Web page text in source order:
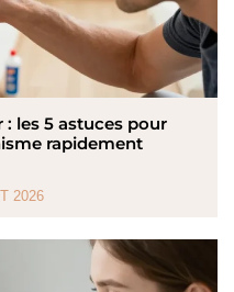
les 5 astuces pour
rapidement
2026